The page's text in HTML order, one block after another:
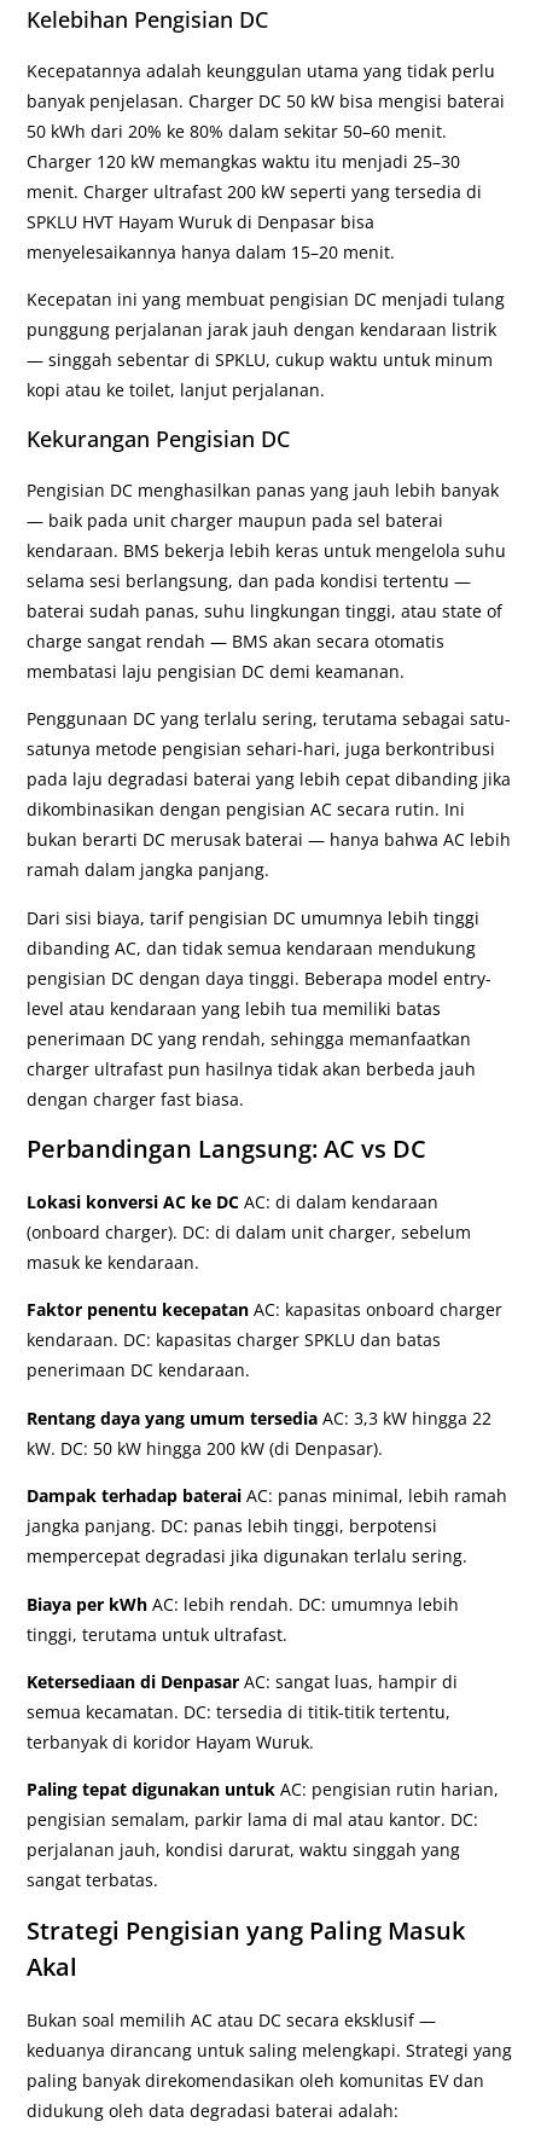
Kelebihan Pengisian DC
Kecepatannya adalah keunggulan utama yang tidak perlu
banyak penjelasan. Charger DC 50 kW bisa mengisi baterai
50 kWh dari 20% ke 80% dalam sekitar 50–60 menit.
Charger 120 kW memangkas waktu itu menjadi 25–30
menit. Charger ultrafast 200 kW seperti yang tersedia di
SPKLU HVT Hayam Wuruk di Denpasar bisa
menyelesaikannya hanya dalam 15–20 menit.
Kecepatan ini yang membuat pengisian DC menjadi tulang
punggung perjalanan jarak jauh dengan kendaraan listrik
— singgah sebentar di SPKLU, cukup waktu untuk minum
kopi atau ke toilet, lanjut perjalanan.
Kekurangan Pengisian DC
Pengisian DC menghasilkan panas yang jauh lebih banyak
— baik pada unit charger maupun pada sel baterai
kendaraan. BMS bekerja lebih keras untuk mengelola suhu
selama sesi berlangsung, dan pada kondisi tertentu —
baterai sudah panas, suhu lingkungan tinggi, atau state of
charge sangat rendah — BMS akan secara otomatis
membatasi laju pengisian DC demi keamanan.
Penggunaan DC yang terlalu sering, terutama sebagai satu-
satunya metode pengisian sehari-hari, juga berkontribusi
pada laju degradasi baterai yang lebih cepat dibanding jika
dikombinasikan dengan pengisian AC secara rutin. Ini
bukan berarti DC merusak baterai — hanya bahwa AC lebih
ramah dalam jangka panjang.
Dari sisi biaya, tarif pengisian DC umumnya lebih tinggi
dibanding AC, dan tidak semua kendaraan mendukung
pengisian DC dengan daya tinggi. Beberapa model entry-
level atau kendaraan yang lebih tua memiliki batas
penerimaan DC yang rendah, sehingga memanfaatkan
charger ultrafast pun hasilnya tidak akan berbeda jauh
dengan charger fast biasa.
Perbandingan Langsung: AC vs DC
Lokasi konversi AC ke DC AC: di dalam kendaraan
(onboard charger). DC: di dalam unit charger, sebelum
masuk ke kendaraan.
Faktor penentu kecepatan AC: kapasitas onboard charger
kendaraan. DC: kapasitas charger SPKLU dan batas
penerimaan DC kendaraan.
Rentang daya yang umum tersedia AC: 3,3 kW hingga 22
kW. DC: 50 kW hingga 200 kW (di Denpasar).
Dampak terhadap baterai AC: panas minimal, lebih ramah
jangka panjang. DC: panas lebih tinggi, berpotensi
mempercepat degradasi jika digunakan terlalu sering.
Biaya per kWh AC: lebih rendah. DC: umumnya lebih
tinggi, terutama untuk ultrafast.
Ketersediaan di Denpasar AC: sangat luas, hampir di
semua kecamatan. DC: tersedia di titik-titik tertentu,
terbanyak di koridor Hayam Wuruk.
Paling tepat digunakan untuk AC: pengisian rutin harian,
pengisian semalam, parkir lama di mal atau kantor. DC:
perjalanan jauh, kondisi darurat, waktu singgah yang
sangat terbatas.
Strategi Pengisian yang Paling Masuk
Akal
Bukan soal memilih AC atau DC secara eksklusif —
keduanya dirancang untuk saling melengkapi. Strategi yang
paling banyak direkomendasikan oleh komunitas EV dan
didukung oleh data degradasi baterai adalah: